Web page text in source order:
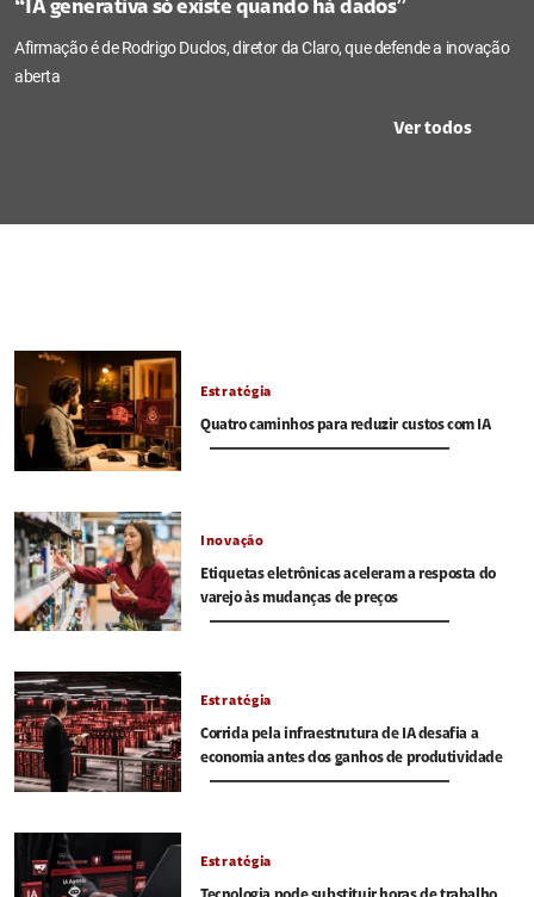
“IA generativa só existe quando há dados”
Afirmação é de Rodrigo Duclos, diretor da Claro, que defende a inovação
aberta
Ver todos
Estratégia
Quatro caminhos para reduzir custos com IA
Inovação
Etiquetas eletrônicas aceleram a resposta do
varejo às mudanças de preços
Estratégia
Corrida pela infraestrutura de IA desafia a
economia antes dos ganhos de produtividade
Estratégia